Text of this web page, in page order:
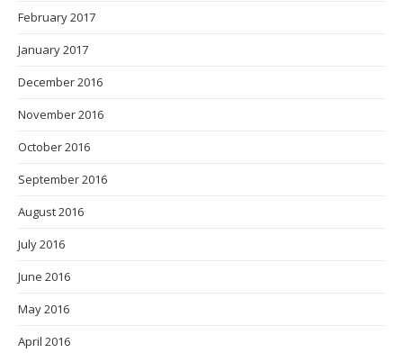
February 2017
January 2017
December 2016
November 2016
October 2016
September 2016
August 2016
July 2016
June 2016
May 2016
April 2016